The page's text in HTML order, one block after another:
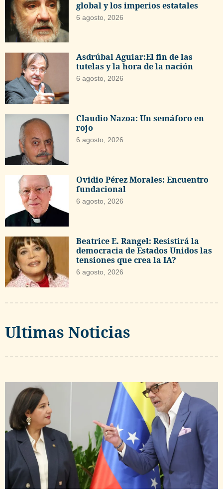
global y los imperios estatales
6 agosto, 2026
Asdrúbal Aguiar:El fin de las
tutelas y la hora de la nación
6 agosto, 2026
Claudio Nazoa: Un semáforo en
rojo
6 agosto, 2026
Ovidio Pérez Morales: Encuentro
fundacional
6 agosto, 2026
Beatrice E. Rangel: Resistirá la
democracia de Estados Unidos las
tensiones que crea la IA?
6 agosto, 2026
Ultimas Noticias